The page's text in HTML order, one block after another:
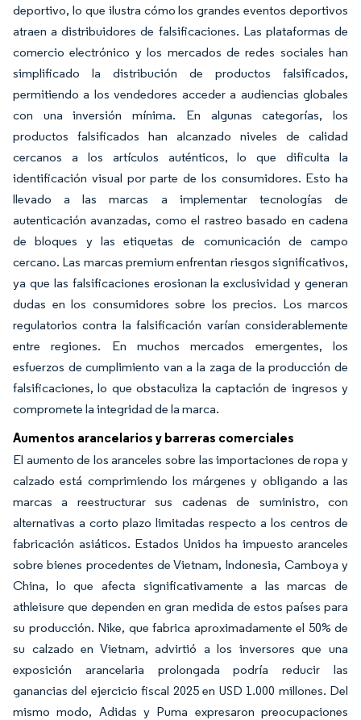
deportivo, lo que ilustra cómo los grandes eventos deportivos
atraen a distribuidores de falsificaciones. Las plataformas de
comercio electrónico y los mercados de redes sociales han
simplificado la distribución de productos falsificados,
permitiendo a los vendedores acceder a audiencias globales
con una inversión mínima. En algunas categorías, los
productos falsificados han alcanzado niveles de calidad
cercanos a los artículos auténticos, lo que dificulta la
identificación visual por parte de los consumidores. Esto ha
llevado a las marcas a implementar tecnologías de
autenticación avanzadas, como el rastreo basado en cadena
de bloques y las etiquetas de comunicación de campo
cercano. Las marcas premium enfrentan riesgos significativos,
ya que las falsificaciones erosionan la exclusividad y generan
dudas en los consumidores sobre los precios. Los marcos
regulatorios contra la falsificación varían considerablemente
entre regiones. En muchos mercados emergentes, los
esfuerzos de cumplimiento van a la zaga de la producción de
falsificaciones, lo que obstaculiza la captación de ingresos y
compromete la integridad de la marca.
Aumentos arancelarios y barreras comerciales
El aumento de los aranceles sobre las importaciones de ropa y
calzado está comprimiendo los márgenes y obligando a las
marcas a reestructurar sus cadenas de suministro, con
alternativas a corto plazo limitadas respecto a los centros de
fabricación asiáticos. Estados Unidos ha impuesto aranceles
sobre bienes procedentes de Vietnam, Indonesia, Camboya y
China, lo que afecta significativamente a las marcas de
athleisure que dependen en gran medida de estos países para
su producción. Nike, que fabrica aproximadamente el 50% de
su calzado en Vietnam, advirtió a los inversores que una
exposición arancelaria prolongada podría reducir las
ganancias del ejercicio fiscal 2025 en USD 1.000 millones. Del
mismo modo, Adidas y Puma expresaron preocupaciones